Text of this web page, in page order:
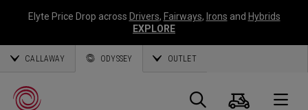
Elyte Price Drop across Drivers, Fairways, Irons and Hybrids
EXPLORE
CALLAWAY ODYSSEY OUTLET
Panier